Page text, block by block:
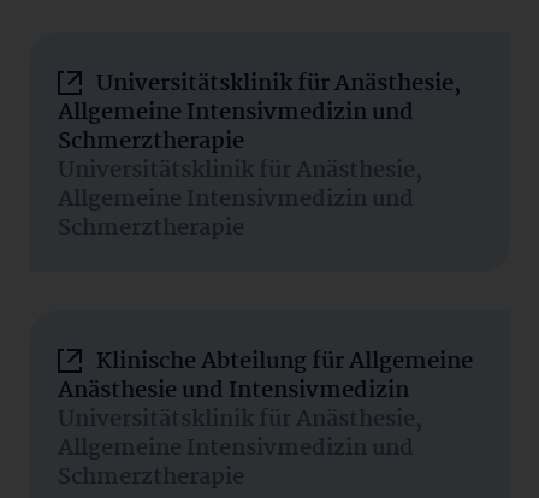
Universitätsklinik für Anästhesie,
Allgemeine Intensivmedizin und
Schmerztherapie
Universitätsklinik für Anästhesie,
Allgemeine Intensivmedizin und
Schmerztherapie
Klinische Abteilung für Allgemeine
Anästhesie und Intensivmedizin
Universitätsklinik für Anästhesie,
Allgemeine Intensivmedizin und
Schmerztherapie